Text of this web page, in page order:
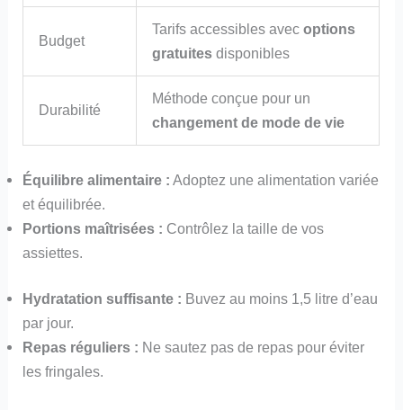
Budget
Tarifs accessibles avec options
gratuitesdisponibles
Durabilité
Méthode conçue pour un
changement de mode de vie
Équilibre alimentaire : Adoptez une alimentation variée
et équilibrée.
Portions maîtrisées : Contrôlez la taille de vos
assiettes.
Hydratation suffisante : Buvez au moins 1,5 litre d’eau
par jour.
Repas réguliers : Ne sautez pas de repas pour éviter
les fringales.